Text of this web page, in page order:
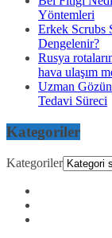
Yöntemleri
Erkek Scrubs
Dengelenir?
Rusya
hava ulaşım
Uzman
Tedavi Süreci
Kategoriler
Kategoriler